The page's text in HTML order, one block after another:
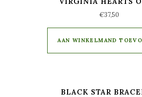
€37,50
AAN WINKELMAND
BLACK STAR